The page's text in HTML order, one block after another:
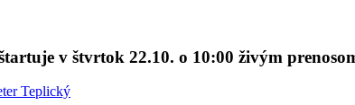
v štvrtok 22.10. o 10:00 živým
Teplický